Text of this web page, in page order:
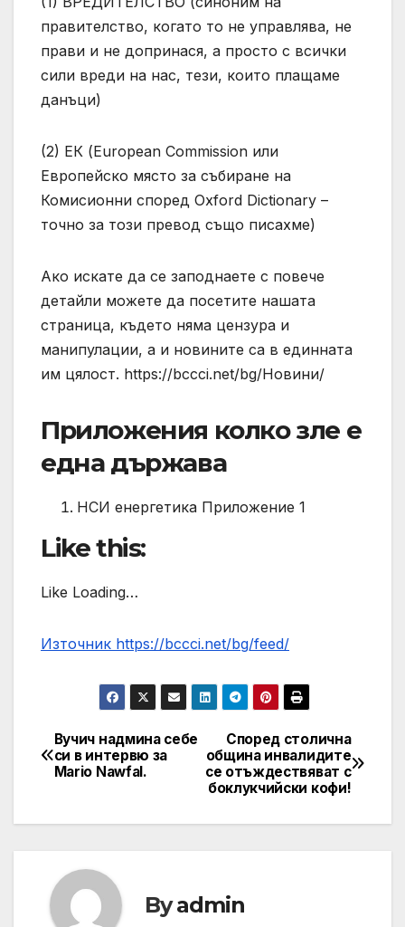
правителство, когато то не управлява, не
прави и не допринася, а просто с всички
сили вреди на нас, тези, които плащаме
данъци)
(2) ЕК (European Commission или
Европейско място за събиране на
Комисионни според Oxford Dictionary –
точно за този превод също писахме)
Ако искате да се заподнаете с повече
детайли можете да посетите нашата
страница, където няма цензура и
манипулации, а и новините са в единната
им цялост. https://bccci.net/bg/Новини/
Приложения колко зле е
една държава
НСИ енергетика Приложение 1
Like this:
Like Loading…
Източник https://bccci.net/bg/feed/
Post
navigation
Според столична
община инвалидите
се отъждествяват с
боклукчийски кофи!
Вучич надмина себе
си в интервю за
Mario Nawfal.
Byadmin